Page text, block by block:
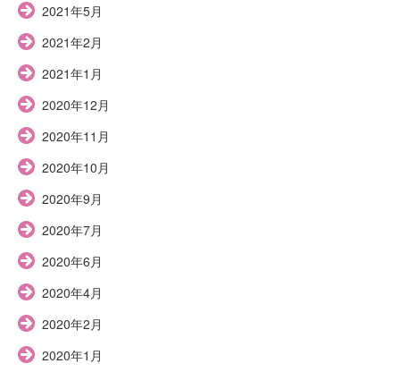
2021年5月
2021年2月
2021年1月
2020年12月
2020年11月
2020年10月
2020年9月
2020年7月
2020年6月
2020年4月
2020年2月
2020年1月